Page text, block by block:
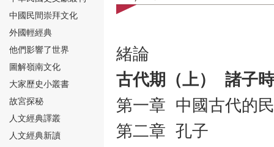
⑯
⑰
中國民間崇拜文化
外國輕經典
他們影響了世界
圖解嶺南文化
大家歷史小叢書
故宮探秘
人文經典譯叢
人文經典新讀
緒論
古代期（上）
諸子
第一章 中國古代的
第二章 孔子